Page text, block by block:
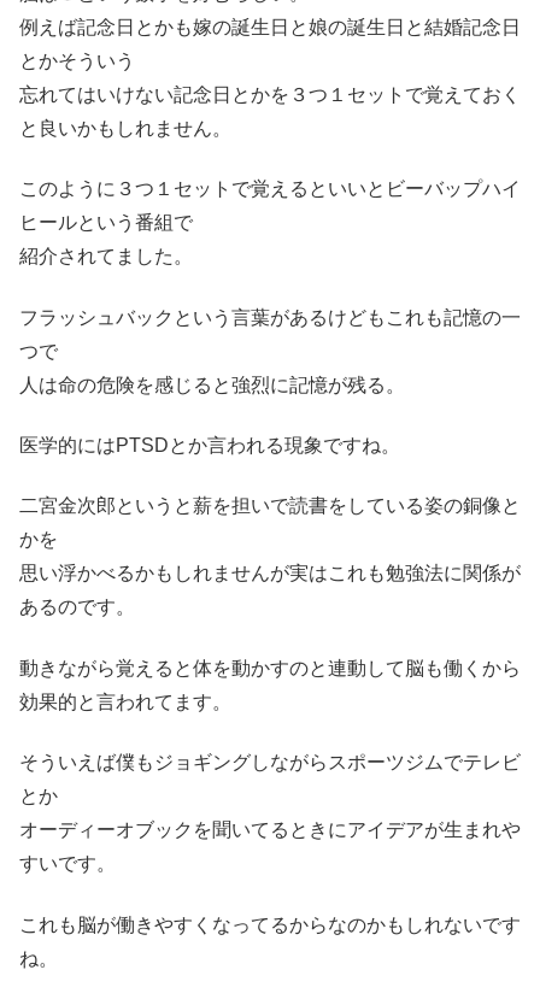
例えば記念日とかも嫁の誕生日と娘の誕生日と結婚記念日
とかそういう
忘れてはいけない記念日とかを３つ１セットで覚えておく
と良いかもしれません。
このように３つ１セットで覚えるといいとビーバップハイ
ヒールという番組で
紹介されてました。
フラッシュバックという言葉があるけどもこれも記憶の一
つで
人は命の危険を感じると強烈に記憶が残る。
医学的にはPTSDとか言われる現象ですね。
二宮金次郎というと薪を担いで読書をしている姿の銅像と
かを
思い浮かべるかもしれませんが実はこれも勉強法に関係が
あるのです。
動きながら覚えると体を動かすのと連動して脳も働くから
効果的と言われてます。
そういえば僕もジョギングしながらスポーツジムでテレビ
とか
オーディーオブックを聞いてるときにアイデアが生まれや
すいです。
これも脳が働きやすくなってるからなのかもしれないです
ね。